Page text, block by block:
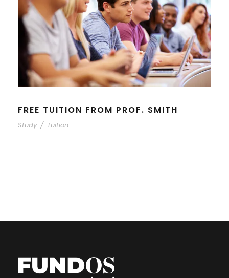
FREE TUITION FROM PROF. SMITH
Study / Tuition